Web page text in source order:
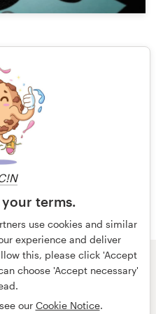
terms.
use cookies and similar
experience and deliver
this, please click 'Accept
choose 'Accept necessary'
our Cookie Notice.
5
de Vista
Privacidad